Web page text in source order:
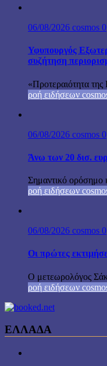
06/08/2026 cosmos 0
Υφυπουργός
συζήτηση
«Προτεραιότητα
ροή ειδήσεων
06/08/2026 cosmos 0
Άνω των 20 δισ.
Σημαντικό ορόσημο
ροή ειδήσεων
06/08/2026 cosmos 0
Οι πρώτες
Ο μετεωρολόγος
ροή ειδήσεων
ΕΛΛΑΔΑ